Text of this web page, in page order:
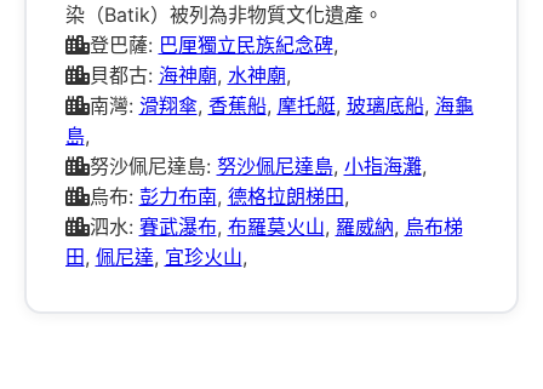
染（Batik）被列為非物質文化遺產。
登巴薩: 巴厘獨立民族紀念碑,
貝都古: 海神廟, 水神廟,
南灣: 滑翔傘, 香蕉船, 摩托艇, 玻璃底船, 海龜
島,
努沙佩尼達島: 努沙佩尼達島, 小指海灘,
烏布: 彭力布南, 德格拉朗梯田,
泗水: 賽武瀑布, 布羅莫火山, 羅威納, 烏布梯
田, 佩尼達, 宜珍火山,